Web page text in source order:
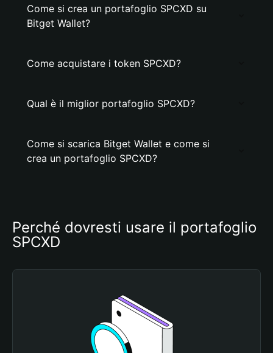
Come si crea un portafoglio SPCXD su
Bitget Wallet?
Come acquistare i token SPCXD?
Qual è il miglior portafoglio SPCXD?
Come si scarica Bitget Wallet e come si
crea un portafoglio SPCXD?
Perché dovresti usare il portafoglio
SPCXD